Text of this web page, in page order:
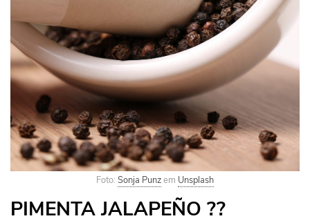
Foto: Sonja Punzem Unsplash
PIMENTA JALAPEÑO ?️?️